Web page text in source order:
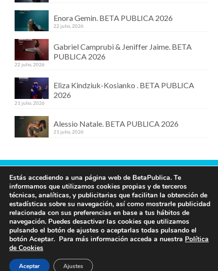
Enora Gemin. BETA PUBLICA 2026
22 julio, 2026
Gabriel Camprubi & Jeniffer Jaime. BETA
PUBLICA 2026
22 julio, 2026
Eliza Kindziuk-Kosianko . BETA PUBLICA
2026
21 julio, 2026
Alessio Natale. BETA PUBLICA 2026
21 julio, 2026
Contacta con nosotros
609 19 97 00
info@betapublica.org
© Beta Publica -Aviso Legal y de privacidad
Estás accediendo a una página web de BetaPublica. Te
informamos que utilizamos cookies propias y de terceros
técnicas, analíticas, y publicitarias que facilitan la obtención de
estadísticas sobre su navegación, así como mostrarle publicidad
relacionada con sus preferencias en base a tus hábitos de
navegación. Puedes desactivar las cookies que utilizamos
pulsando el botón de ajustes o aceptarlas todas pulsando el
botón Aceptar. Para más información acceda a nuestra Política
de Cookies
Aceptar Ajustes